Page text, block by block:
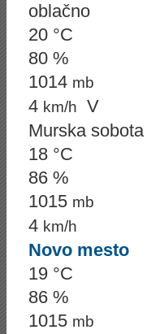
oblačno
20 °C
80 %
1014 mb
4 km/h
V
Murska sobota
18 °C
86 %
1015 mb
4 km/h
Novo mesto
19 °C
86 %
1015 mb